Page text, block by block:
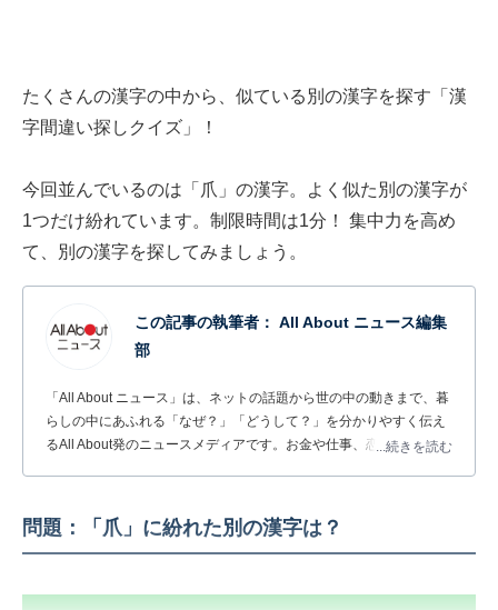
たくさんの漢字の中から、似ている別の漢字を探す「漢
字間違い探しクイズ」！
今回並んでいるのは「爪」の漢字。よく似た別の漢字が
1つだけ紛れています。制限時間は1分！ 集中力を高め
て、別の漢字を探してみましょう。
この記事の執筆者： All About ニュース編集
部
「All About ニュース」は、ネットの話題から世の中の動きまで、暮
らしの中にあふれる「なぜ？」「どうして？」を分かりやすく伝え
るAll About発のニュースメディアです。お金や仕事、恋愛、ITに関
...続きを読む
問題：「爪」に紛れた別の漢字は？